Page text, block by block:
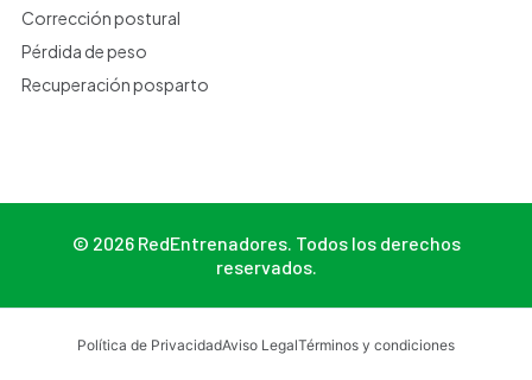
Corrección postural
Pérdida de peso
Recuperación posparto
© 2026 RedEntrenadores. Todos los derechos
reservados.
Política de PrivacidadAviso LegalTérminos y condiciones